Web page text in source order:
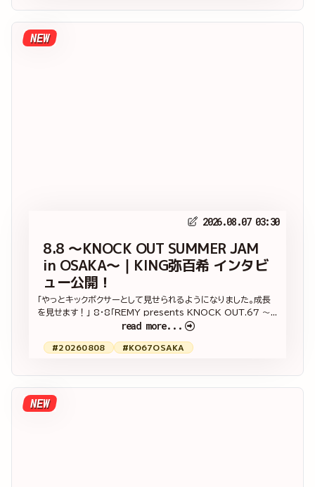
NEW
2026.08.07 03:30
8.8 ～KNOCK OUT SUMMER JAM
in OSAKA～｜KING弥百希 インタビ
ュー公開！
「やっとキックボクサーとして見せられるようになりました。成長
を見せます！」 8・8「REMY presents KNOCK OUT.67 ～...
read more...
#20260808 #KO67OSAKA
NEW